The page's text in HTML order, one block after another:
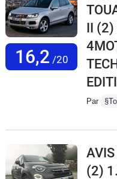
16,2 /20
II (2)
Par
(2)